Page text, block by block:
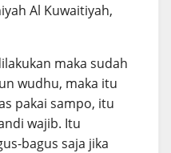
Al Kuwaitiyah,
maka sudah
wudhu, maka itu
pakai sampo, itu
wajib. Itu
bagus saja jika